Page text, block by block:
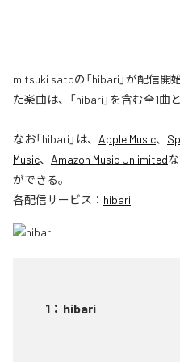
mitsuki satoの「hibari」が配信
た楽曲は、「hibari」を含む全1曲
なお「hibari 」は、 Apple Music、
Music、 Amazon Music Unlimited
ができる。
各配信サービス： hibari
1 ： hibari